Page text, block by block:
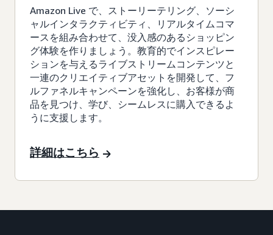
Amazon Live で、ストーリーテリング、ソーシ
ャルインタラクティビティ、リアルタイムコマ
ースを組み合わせて、没入感のあるショッピン
グ体験を作りましょう。教育的でインスピレー
ションを与えるライブストリームコンテンツと
一連のクリエイティブアセットを開発して、フ
ルファネルキャンペーンを強化し、お客様が商
品を見つけ、学び、シームレスに購入できるよ
うに支援します。
詳細はこちら